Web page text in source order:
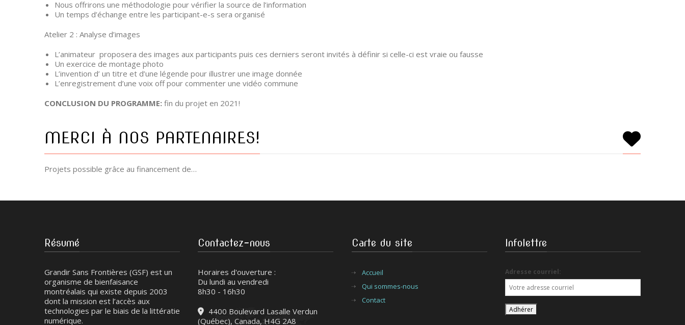
Nous offrirons une méthodologie pour vérifier la source de l’information
Un temps d’échange entre les participant-e-s sera organisé
Atelier 2 : Analyse d’images
L’animateur proposera des images aux participants puis ces derniers seront invités à définir si celle-ci est vraie ou fausse
Un exercice de montage photo
L’invention d’ un titre et d’une légende pour illustrer une image donnée
L’enregistrement d’une voix off pour commenter une vidéo commune
CONCLUSION DU PROGRAMME: fin du projet en 2021!
MERCI À NOS PARTENAIRES!
Projets possible grâce au financement de…
Résumé
Grandir Sans Frontières (GSF) est un
organisme de bienfaisance
montréalais qui existe depuis 2003
dont la mission est l’accès aux
technologies par le biais de la littératie
numérique.
Contactez-nous
Horaires d'ouverture :
Du lundi au vendredi
8h30 - 16h30
4400 Boulevard Lasalle Verdun
(Québec), Canada, H4G 2A8
Carte du site
Accueil
Qui sommes-nous
Contact
Infolettre
Adresse courriel: